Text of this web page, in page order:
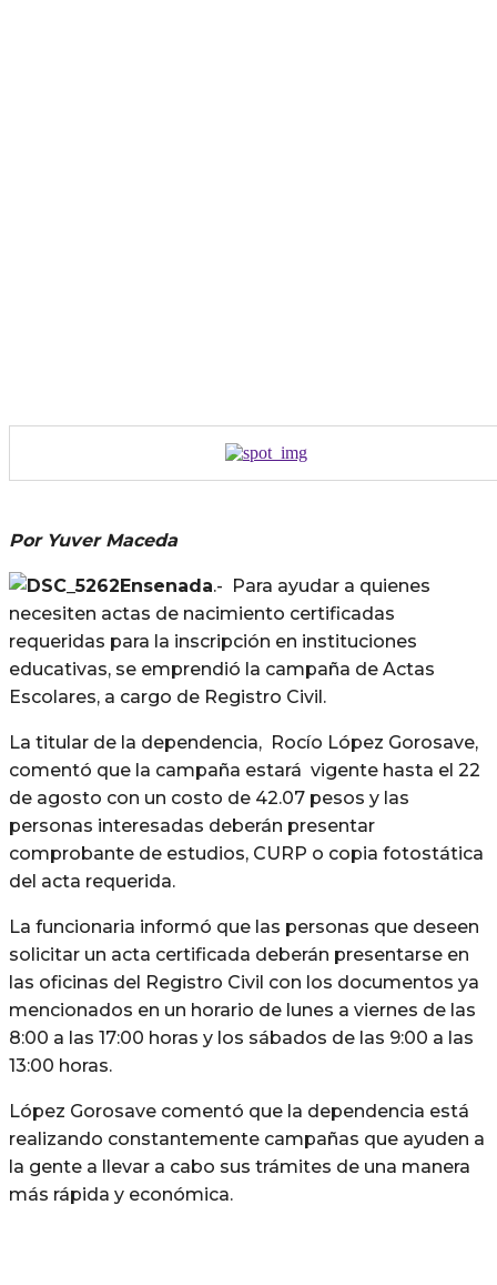
Por Yuver Maceda
Ensenada.- Para ayudar a quienes
necesiten actas de nacimiento certificadas
requeridas para la inscripción en instituciones
educativas, se emprendió la campaña de Actas
Escolares, a cargo de Registro Civil.
La titular de la dependencia, Rocío López Gorosave,
comentó que la campaña estará vigente hasta el 22
de agosto con un costo de 42.07 pesos y las
personas interesadas deberán presentar
comprobante de estudios, CURP o copia fotostática
del acta requerida.
La funcionaria informó que las personas que deseen
solicitar un acta certificada deberán presentarse en
las oficinas del Registro Civil con los documentos ya
mencionados en un horario de lunes a viernes de las
8:00 a las 17:00 horas y los sábados de las 9:00 a las
13:00 horas.
López Gorosave comentó que la dependencia está
realizando constantemente campañas que ayuden a
la gente a llevar a cabo sus trámites de una manera
más rápida y económica.